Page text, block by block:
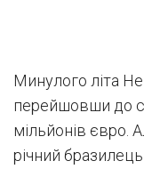
Минулого літа
перейшовши до
мільйонів євро.
річний